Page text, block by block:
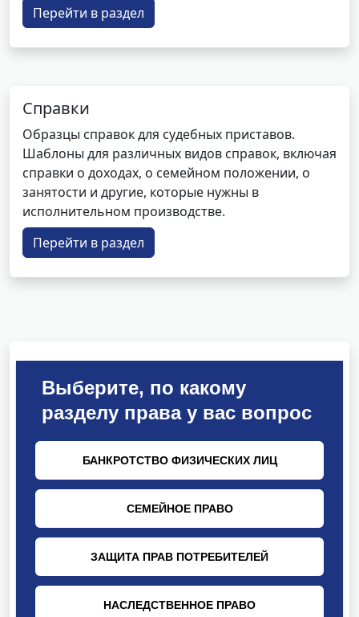
Перейти в раздел
Справки
Образцы справок для судебных приставов.
Шаблоны для различных видов справок, включая
справки о доходах, о семейном положении, о
занятости и другие, которые нужны в
исполнительном производстве.
Перейти в раздел